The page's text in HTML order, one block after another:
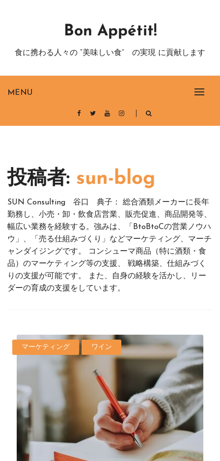
MENU
Bon Appétit!
食に携わる人々の “美味しい食” の実現 に貢献します
投稿者: sun-blog
SUN Consulting 谷口 典子： 総合酒類メーカーに長年
勤務し、小売・卸・飲食店営業、販売促進、商品開発等、
幅広い業務を経験する。強みは、「BtoBtoCの営業ノウハ
ウ」、「売る仕組みづくり」などマーケティング、マーチ
ャンダイジングです。 コンシューマ商品（特に酒類・食
品）のマーケティング等の支援、 戦略構築、仕組みづく
りの支援が可能です。 また、自身の経験を活かし、リー
ダーの育成の支援をしています。
マーケティング ワイン